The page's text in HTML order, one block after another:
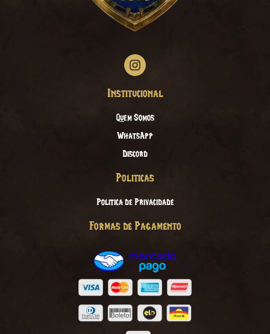
Institucional
Quem Somos
WhatsApp
Discord
Politicas
Politica de Privacidade
Formas de Pagamento